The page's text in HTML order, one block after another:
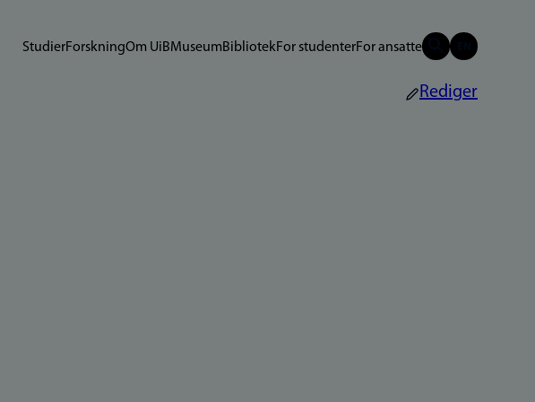
StudierForskningOm UiBMuseumBibliotekFor studenterFor ansatte
Rediger